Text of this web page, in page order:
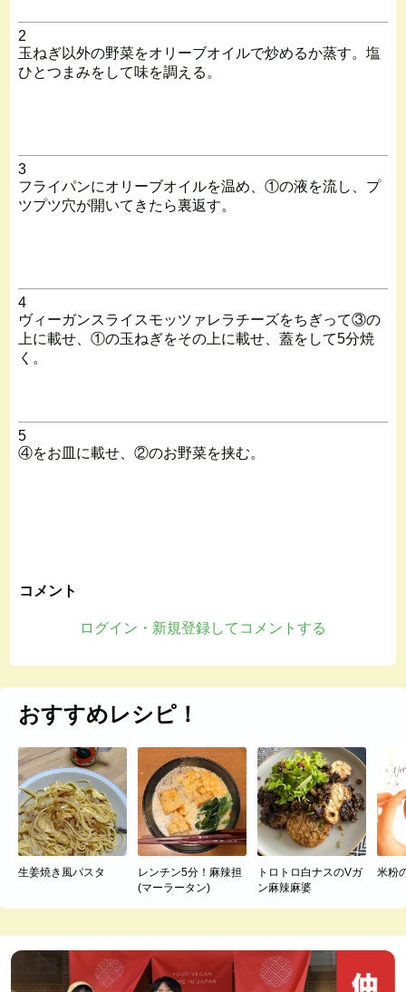
2
玉ねぎ以外の野菜をオリーブオイルで炒めるか蒸す。塩
ひとつまみをして味を調える。
3
フライパンにオリーブオイルを温め、①の液を流し、プ
ツプツ穴が開いてきたら裏返す。
4
ヴィーガンスライスモッツァレラチーズをちぎって③の
上に載せ、①の玉ねぎをその上に載せ、蓋をして5分焼
く。
5
④をお皿に載せ、②のお野菜を挟む。
コメント
ログイン・新規登録してコメントする
おすすめレシピ！
生姜焼き風パスタ
レンチン5分！麻辣担
(マーラータン)
トロトロ白ナスのVガ
ン麻辣麻婆
米粉